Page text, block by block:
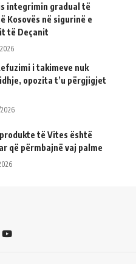
integrimin gradual të
Kosovës në sigurinë e
të Deçanit
i takimeve nuk
opozita t’u përgjigjet
të Vites është
që përmbajnë vaj palme